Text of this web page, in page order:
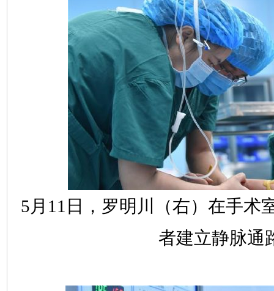
5月11日，罗明川（右）在手术
者建立静脉通